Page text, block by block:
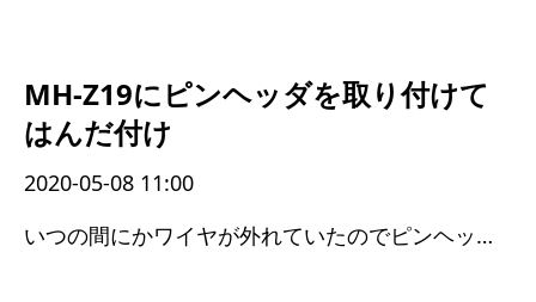
MH-Z19にピンヘッダを取り付けて
はんだ付け
2020-05-08 11:00
いつの間にかワイヤが外れていたのでピンヘッダを付けた